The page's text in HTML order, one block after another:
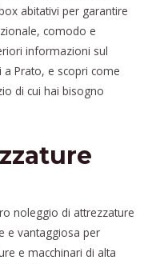
abitativi per garantire
comodo e
informazioni sul
Prato, e scopri come
di cui hai bisogno
noleggio di attrezzature
e vantaggiosa per
e macchinari di alta